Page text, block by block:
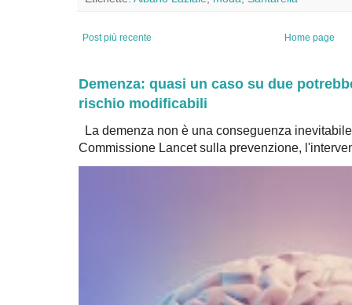
Post più recente Home page
Demenza: quasi un caso su due
rischio modificabili
La demenza non è una conseguenza
Commissione Lancet sulla prevenzione,